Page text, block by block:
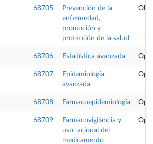
68705
Prevención de la
enfermedad,
promoción y
protección de la salud
68706 Estadística avanzada
68707
Epidemiología
avanzada
68708 Farmacoepidemiología
68709
Farmacovigilancia y
uso racional del
medicamento